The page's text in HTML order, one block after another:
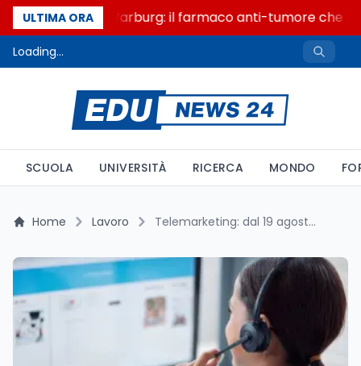
ULTIMA ORA
Un secolo di Warburg: il farmaco anti-tumore che
Loading...
SCUOLA UNIVERSITÀ RICERCA MONDO
Home Lavoro Telemarketing: dal 19 agosto stop ai finti numeri fissi, sanzioni fino a un milione di euro